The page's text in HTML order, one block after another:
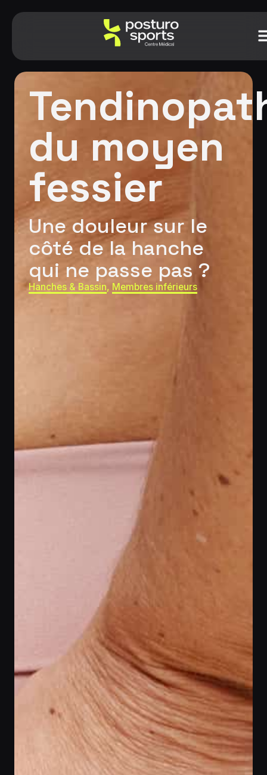
du moyen
fessier
Une douleur sur le
côté de la hanche
qui ne passe pas ?
Hanches & Bassin, Membres inférieurs